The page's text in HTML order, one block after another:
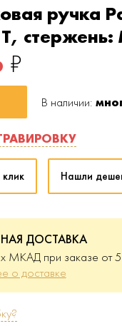
ручка
стержень:
₽
В наличии:
Нашли
ДОСТАВКА
МКАД при заказе от
о доставке